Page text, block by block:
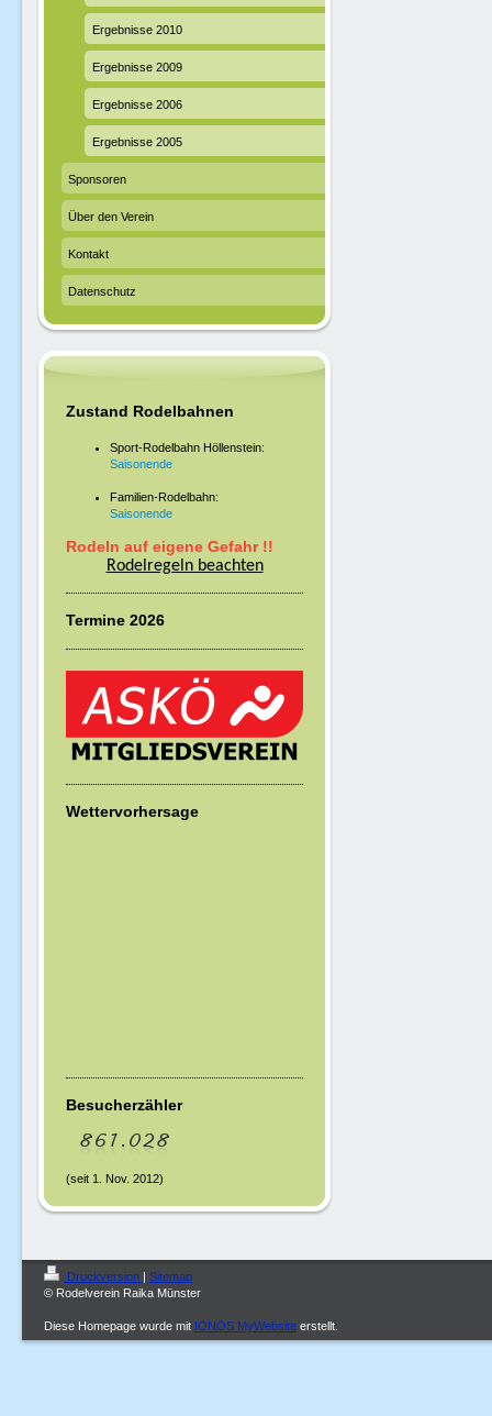
Ergebnisse 2010
Ergebnisse 2009
Ergebnisse 2006
Ergebnisse 2005
Sponsoren
Über den Verein
Kontakt
Datenschutz
Zustand Rodelbahnen
Sport-Rodelbahn Höllenstein:
Saisonende
Familien-Rodelbahn:
Saisonende
Rodeln auf eigene Gefahr !!
Rodelregeln beachten
Termine 2026
Wettervorhersage
Besucherzähler
(seit 1. Nov. 2012)
Druckversion | Sitemap
© Rodelverein Raika Münster
Diese Homepage wurde mit IONOS MyWebsite erstellt.